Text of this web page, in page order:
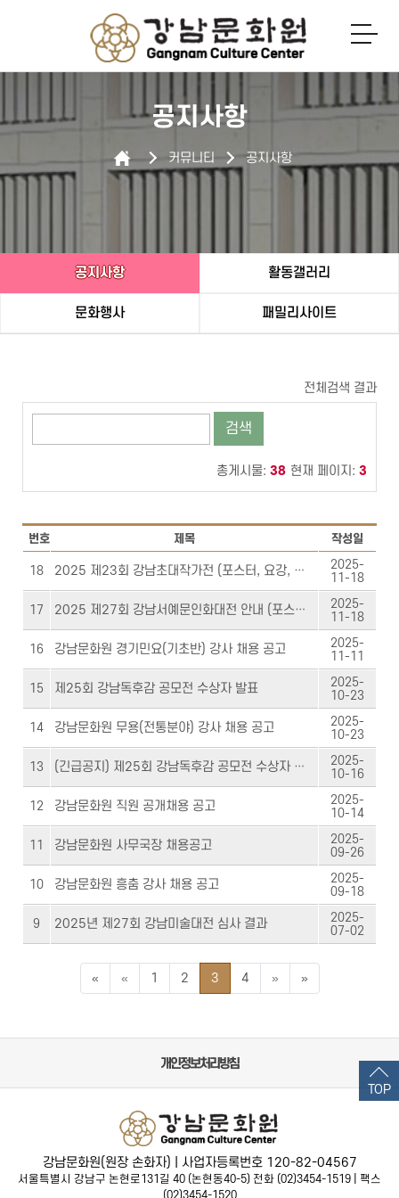
로그인
공지사항
커뮤니티 공지사항
공지사항 활동갤러리
문화행사 패밀리사이트
전체검색 결과
검색
총게시물: 38 현재 페이지: 3
번호 제목 작성일
18 2025 제23회 강남초대작가전 (포스터, 요강, 출품원서)
2025-
11-18
17 2025 제27회 강남서예문인화대전 안내 (포스터,요강,출품원서)
2025-
11-18
16 강남문화원 경기민요(기초반) 강사 채용 공고
2025-
11-11
15 제25회 강남독후감 공모전 수상자 발표
2025-
10-23
14 강남문화원 무용(전통분야) 강사 채용 공고
2025-
10-23
13 (긴급공지) 제25회 강남독후감 공모전 수상자 발표 일정 변경
2025-
10-16
12 강남문화원 직원 공개채용 공고
2025-
10-14
11 강남문화원 사무국장 채용공고
2025-
09-26
10 강남문화원 흥춤 강사 채용 공고
2025-
09-18
9 2025년 제27회 강남미술대전 심사 결과
2025-
07-02
«맨처음 페이지
«이전5페이지
1 2 3 4 »다음5페이지
»맨끝 페이지
개인정보처리방침
TOP
강남문화원(원장 손화자) | 사업자등록번호 120-82-04567
서울특별시 강남구 논현로131길 40 (논현동40-5) 전화 (02)3454-1519 | 팩스